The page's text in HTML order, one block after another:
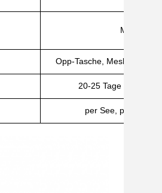
Massiv,
Opp-Tasche, Mesh-Tasche
20-25 Tage
per See, per Luft,